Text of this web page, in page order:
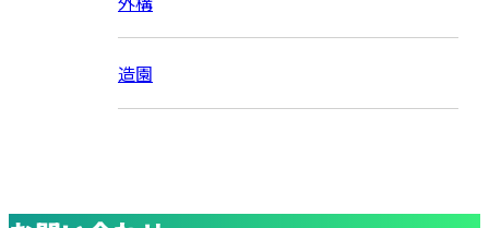
造園